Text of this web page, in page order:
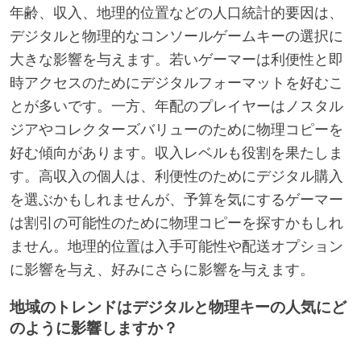
年齢、収入、地理的位置などの人口統計的要因は、
デジタルと物理的なコンソールゲームキーの選択に
大きな影響を与えます。若いゲーマーは利便性と即
時アクセスのためにデジタルフォーマットを好むこ
とが多いです。一方、年配のプレイヤーはノスタル
ジアやコレクターズバリューのために物理コピーを
好む傾向があります。収入レベルも役割を果たしま
す。高収入の個人は、利便性のためにデジタル購入
を選ぶかもしれませんが、予算を気にするゲーマー
は割引の可能性のために物理コピーを探すかもしれ
ません。地理的位置は入手可能性や配送オプション
に影響を与え、好みにさらに影響を与えます。
地域のトレンドはデジタルと物理キーの人気にど
のように影響しますか？